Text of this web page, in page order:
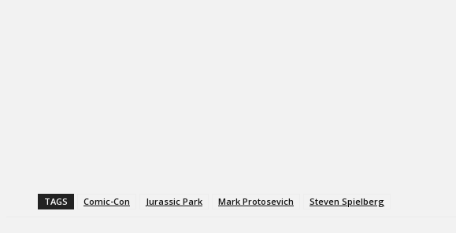
TAGS Comic-Con Jurassic Park Mark Protosevich Steven Spielberg